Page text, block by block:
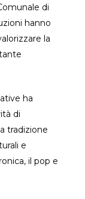
di
hanno
la
ha
di
tradizione
e
il pop e